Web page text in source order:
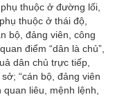
thuộc ở đường lối,
thuộc ở thái độ,
bộ, đảng viên, công
điểm “dân là chủ”,
dân chủ trực tiếp,
“cán bộ, đảng viên
quan liêu, mệnh lệnh,